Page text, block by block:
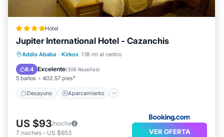
Hotel
Jupiter International Hotel - Cazanchis
Addis Ababa · Kirkos 1.18 mi al centro
8.4 Excelente(306 Reseñas)
5 baños 402.57 pies²
Desayuno Aparcamiento
Desayuno Aparcamiento
Balcón/Terraza
US $93/noche
7 noches - US $653 VER OFERTA